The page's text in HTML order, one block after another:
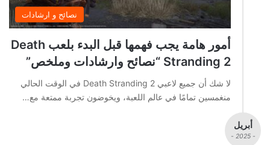
نصائح و ارشادات
أمور هامة يجب فهمها قبل البدء بلعب Death
Stranding 2 “نصائح وارشادات وملخص”
لا شك أن جميع لاعبي Death Stranding 2 في الوقت الحالي
منغمسين تمامًا في عالم اللعبة، ويخوضون تجربة ممتعة مع…
أبريل
- 2025 -